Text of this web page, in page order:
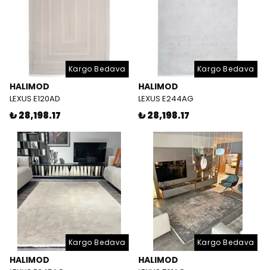
Kargo Bedava
HALIMOD
LEXUS E120AD
₺ 28,198.17
Kargo Bedava
HALIMOD
LEXUS E244AG
₺ 28,198.17
Kargo Bedava
HALIMOD
Kargo Bedava
HALIMOD